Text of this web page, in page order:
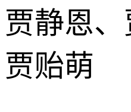
贾静恩、
贾贻萌